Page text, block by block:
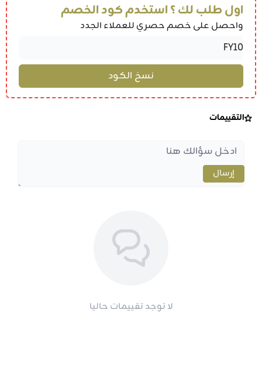
اول طلب لك ؟ استخدم كود الخصم
واحصل على خصم حصري للعملاء الجدد
التقييمات
إرسال
لا توجد تقييمات حاليا